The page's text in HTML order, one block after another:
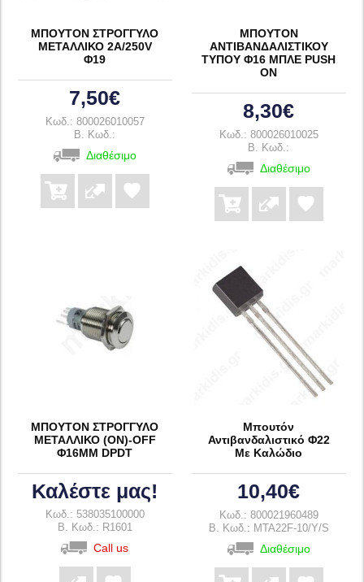
ΜΠΟΥΤΟΝ ΣΤΡΟΓΓΥΛΟ
ΜΕΤΑΛΛΙΚΟ 2A/250V
Φ19
7,50€
Κωδ.: 800026010057
B. Κωδ.:
Διαθέσιμο
ΜΠΟΥΤΟΝ
ΑΝΤΙΒΑΝΔΑΛΙΣΤΙΚΟΥ
ΤΥΠΟΥ Φ16 ΜΠΛΕ PUSH
ON
8,30€
Κωδ.: 800026010025
B. Κωδ.:
Διαθέσιμο
ΜΠΟΥΤΟΝ ΣΤΡΟΓΓΥΛΟ
ΜΕΤΑΛΛΙΚΟ (ON)-OFF
Φ16ΜΜ DPDT
Καλέστε μας!
Κωδ.: 538035100000
B. Κωδ.: R1601
Call us
Μπουτόν
Αντιβανδαλιστικό Φ22
Με Καλώδιο
10,40€
Κωδ.: 800021960489
B. Κωδ.: MTA22F-10/Y/S
Διαθέσιμο